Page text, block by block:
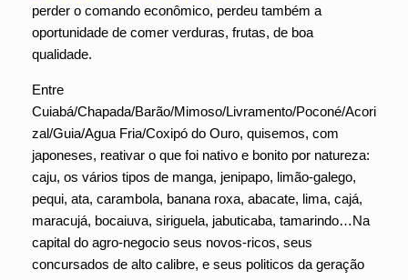
perder o comando econômico, perdeu também a
oportunidade de comer verduras, frutas, de boa
qualidade.
Entre
Cuiabá/Chapada/Barão/Mimoso/Livramento/Poconé/Acori
zal/Guia/Agua Fria/Coxipó do Ouro, quisemos, com
japoneses, reativar o que foi nativo e bonito por natureza:
caju, os vários tipos de manga, jenipapo, limão-galego,
pequi, ata, carambola, banana roxa, abacate, lima, cajá,
maracujá, bocaiuva, siriguela, jabuticaba, tamarindo…Na
capital do agro-negocio seus novos-ricos, seus
concursados de alto calibre, e seus politicos da geração